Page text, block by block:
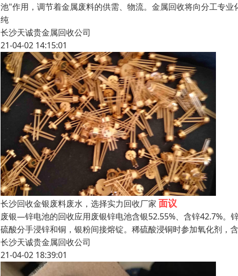
池"作用，调节着金属废料的供需、物流。金属回收将向分工专
纯
长沙天诚贵金属回收公司
21-04-02 14:15:01
长沙回收金银废料废水，选择实力回收厂家 面议
废银—锌电池的回收应用废银锌电池含银52.55%、含锌42.7%。
硫酸分手浸锌和铜，银粉间接熔锭。稀硫酸浸铜时参加氧化剂，
长沙天诚贵金属回收公司
21-04-02 18:39:01